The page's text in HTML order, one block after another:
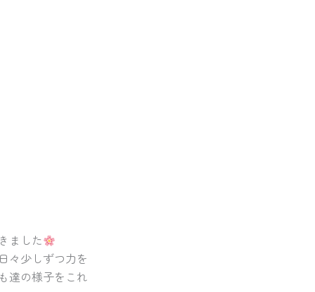
ました
々少しずつ力を
達の様子をこれ